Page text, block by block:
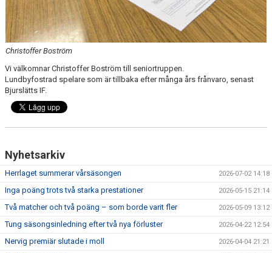
Christoffer Boström
Vi välkomnar Christoffer Boström till seniortruppen.
Lundbyfostrad spelare som är tillbaka efter många års frånvaro, senast
Bjurslätts IF.
Nyhetsarkiv
Herrlaget summerar vårsäsongen 2026-07-02 14:18
Inga poäng trots två starka prestationer 2026-05-15 21:14
Två matcher och två poäng – som borde varit fler 2026-05-09 13:12
Tung säsongsinledning efter två nya förluster 2026-04-22 12:54
Nervig premiär slutade i moll 2026-04-04 21:21